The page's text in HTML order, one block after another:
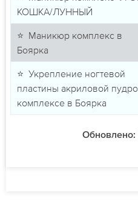
КОШКА/ЛУННЫЙ
⭐ Маникюр комплекс в
Боярка
⭐ Укрепление ногтевой
пластины акриловой
комплексе в Боярка